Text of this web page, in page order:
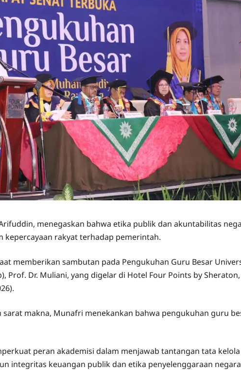
menegaskan bahwa etika publik dan akuntabilitas
rakyat terhadap pemerintah.
memberikan sambutan pada Pengukuhan Guru Besar
Prof. Dr. Muliani, yang digelar di Hotel Four Points by Sheraton,
makna, Munafri menekankan bahwa pengukuhan guru
peran akademisi dalam menjawab tantangan tata kelola
integritas keuangan publik dan etika penyelenggaraan